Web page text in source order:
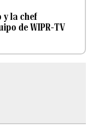
y la chef
de WIPR-TV